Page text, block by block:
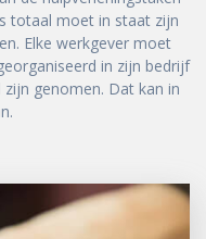
totaal moet in staat zijn
Elke werkgever moet
in zijn bedrijf
genomen. Dat kan in